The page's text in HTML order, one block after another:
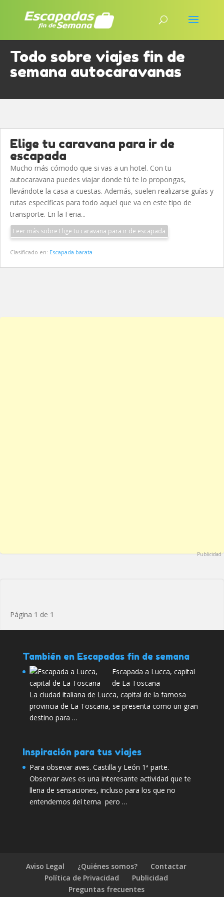
Todo sobre viajes fin de
semana autocaravanas
Elige tu caravana para ir de
escapada
Mucho más cómodo que si vas a un hotel. Con tu
autocaravana puedes viajar donde tú te lo propongas,
llevándote la casa a cuestas. Además, suelen realizarse guías y
rutas específicas para todo aquel que va en este tipo de
transporte. En la Feria...
Leer más sobre Elige tu caravana para ir de escapada
Clasificado en: Escapada barata
Publicidad
Página 1 de 1
También en Escapadas fin de semana
Escapada a Lucca, capital
de La Toscana
La ciudad italiana de Lucca, capital de la famosa
provincia de La Toscana, se presenta como un gran
destino para …
Inspiración para tus viajes
Para obsevar aves. Castilla y León 1ª parte.
Observar aves es una interesante actividad que te
llena de sensaciones, incluso para los que no
entendemos del tema pero …
Aviso Legal ¿Quiénes somos?
Contactar
Política de Privacidad
Publicidad
Preguntas frecuentes